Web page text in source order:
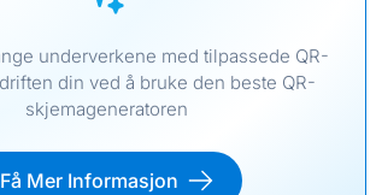
underverkene med tilpassede QR-
din ved å bruke den beste QR-
skjemageneratoren
Få Mer Informasjon